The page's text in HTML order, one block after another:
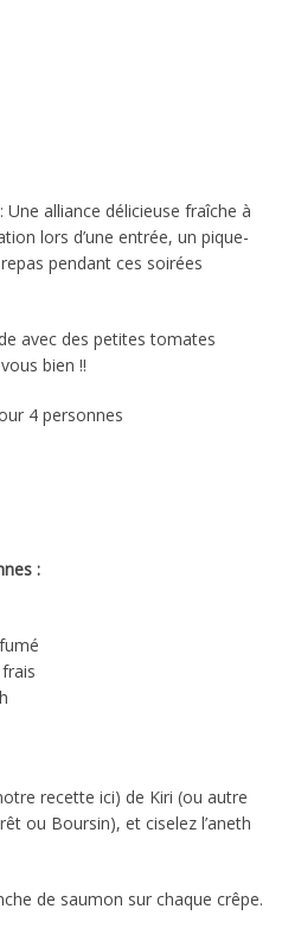
alliance délicieuse fraîche à
lors d’une entrée, un pique-
pendant ces soirées
avec des petites tomates
bien !!
4 personnes
:
recette ici) de Kiri (ou autre
ou Boursin), et ciselez l’aneth
de saumon sur chaque crêpe.